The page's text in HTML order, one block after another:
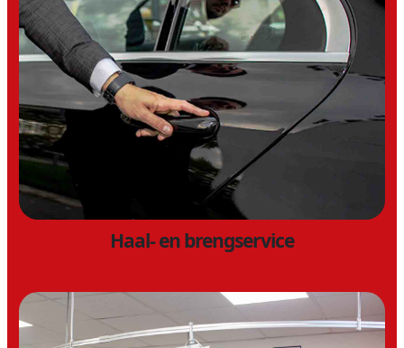
Haal- en brengservice